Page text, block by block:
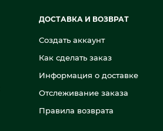
ДОСТАВКА И ВОЗВРАТ
Создать аккаунт
Как сделать заказ
Информация о доставке
Отслеживание заказа
Правила возврата